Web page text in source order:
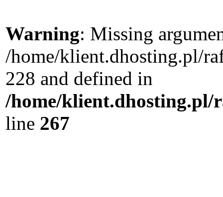
Warning: Missing
/home/klient.dhosting.pl/
228 and defined in
/home/klient.dhosting.pl/
line 267